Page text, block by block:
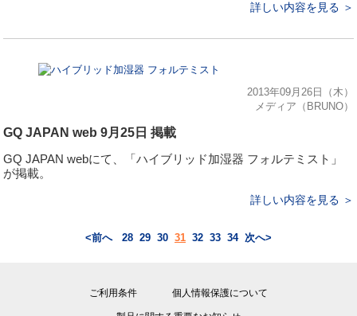
詳しい内容を見る ＞
2013年09月26日（木）
メディア（BRUNO）
GQ JAPAN web 9月25日 掲載
GQ JAPAN webにて、「ハイブリッド加湿器 フォルテミスト」
が掲載。
詳しい内容を見る ＞
<前へ 28 29 30 31 32 33 34 次へ>
ご利用条件 個人情報保護について